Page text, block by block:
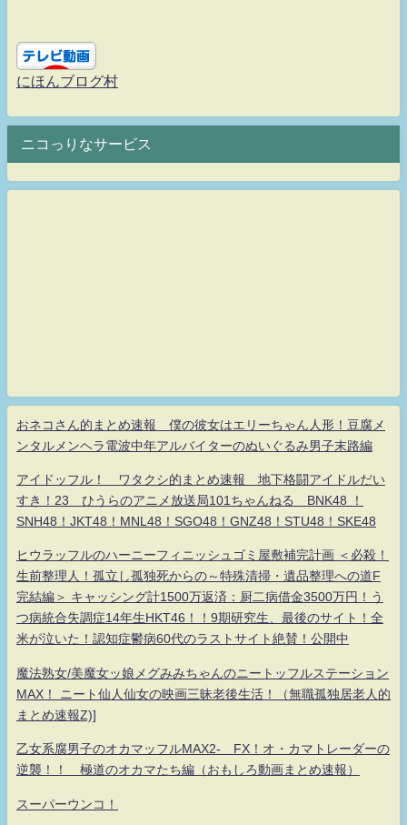
にほんブログ村
ニコっりなサービス
おネコさん的まとめ速報 僕の彼女はエリーちゃん人形！豆腐メ
ンタルメンヘラ電波中年アルバイターのぬいぐるみ男子末路編
アイドッフル！ ワタクシ的まとめ速報 地下格闘アイドルだい
すき！23 ひうらのアニメ放送局101ちゃんねる BNK48 ！
SNH48！JKT48！MNL48！SGO48！GNZ48！STU48！SKE48
ヒウラッフルのハーニーフィニッシュゴミ屋敷補完計画 ＜必殺！
生前整理人！孤立し孤独死からの～特殊清掃・遺品整理への道F
完結編＞ キャッシング計1500万返済：厨二病借金3500万円！う
つ病統合失調症14年生HKT46！！9期研究生、最後のサイト！全
米が泣いた！認知症鬱病60代のラストサイト絶賛！公開中
魔法熟女/美魔女ッ娘メグみみちゃんのニートッフルステーション
MAX！ ニート仙人仙女の映画三昧老後生活！（無職孤独居老人的
まとめ速報Z)]
乙女系腐男子のオカマッフルMAX2- FX！オ・カマトレーダーの
逆襲！！ 極道のオカマたち編（おもしろ動画まとめ速報）
スーパーウンコ！